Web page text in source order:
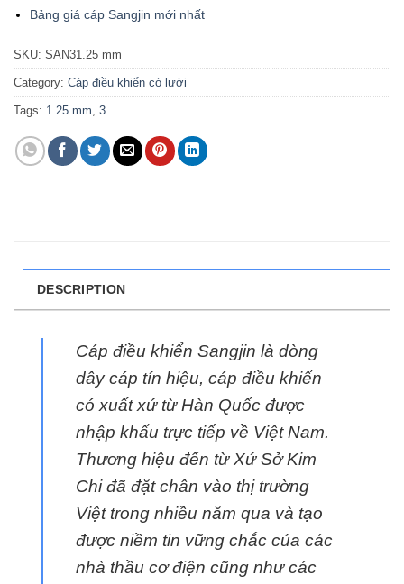
Bảng giá cáp Sangjin mới nhất
SKU: SAN31.25 mm
Category: Cáp điều khiển có lưới
Tags: 1.25 mm, 3
DESCRIPTION
Cáp điều khiển Sangjin là dòng
dây cáp tín hiệu, cáp điều khiển
có xuất xứ từ Hàn Quốc được
nhập khẩu trực tiếp về Việt Nam.
Thương hiệu đến từ Xứ Sở Kim
Chi đã đặt chân vào thị trường
Việt trong nhiều năm qua và tạo
được niềm tin vững chắc của các
nhà thầu cơ điện cũng như các